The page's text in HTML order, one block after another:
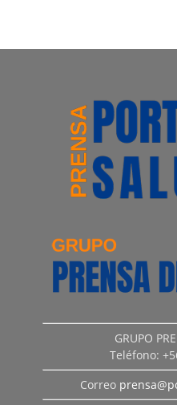
GRUPO
Teléfono:
Correo